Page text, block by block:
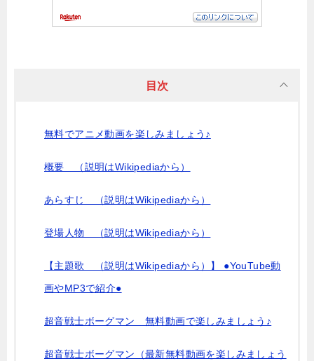
目次
無料でアニメ動画を楽しみましょう♪
概要 （説明はWikipediaから）
あらすじ （説明はWikipediaから）
登場人物 （説明はWikipediaから）
【主題歌 （説明はWikipediaから）】 ●YouTube動
画やMP3で紹介●
超音戦士ボーグマン 無料動画で楽しみましょう♪
超音戦士ボーグマン（最新無料動画を楽しみましょう